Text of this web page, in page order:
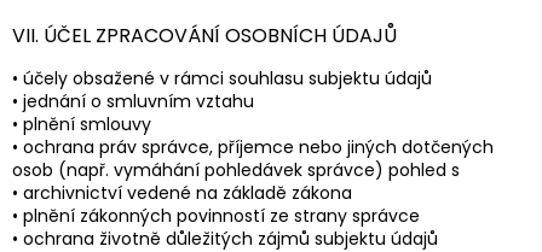
VII. ÚČEL ZPRACOVÁNÍ OSOBNÍCH ÚDAJŮ
• účely obsažené v rámci souhlasu subjektu údajů
• jednání o smluvním vztahu
• plnění smlouvy
• ochrana práv správce, příjemce nebo jiných dotčených
osob (např. vymáhání pohledávek správce) pohled s
• archivnictví vedené na základě zákona
• plnění zákonných povinností ze strany správce
• ochrana životně důležitých zájmů subjektu údajů